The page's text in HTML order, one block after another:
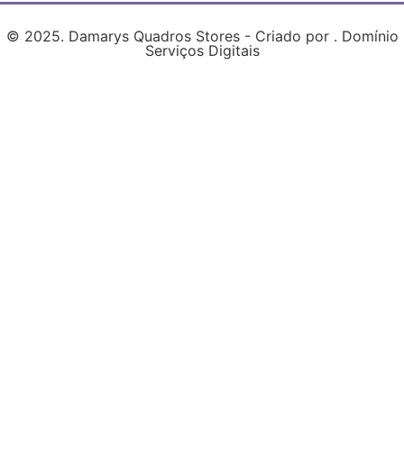
© 2025. Damarys Quadros Stores - Criado por . Domínio
Serviços Digitais